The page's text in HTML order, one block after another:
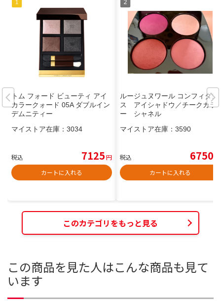
トム フォード ビューティ アイ
カラークォード 05A ダブルイン
デムニティー
マイストア在庫： 3034
税込 7125円
カートに入れる
ルージュヌワール コンフィダン
ス アイシャドウ／チークカラ
ー シャネル
マイストア在庫： 3590
税込 6750
カートに入れる
このカテゴリをもっと見る
この商品を見た人はこんな商品も見て
います